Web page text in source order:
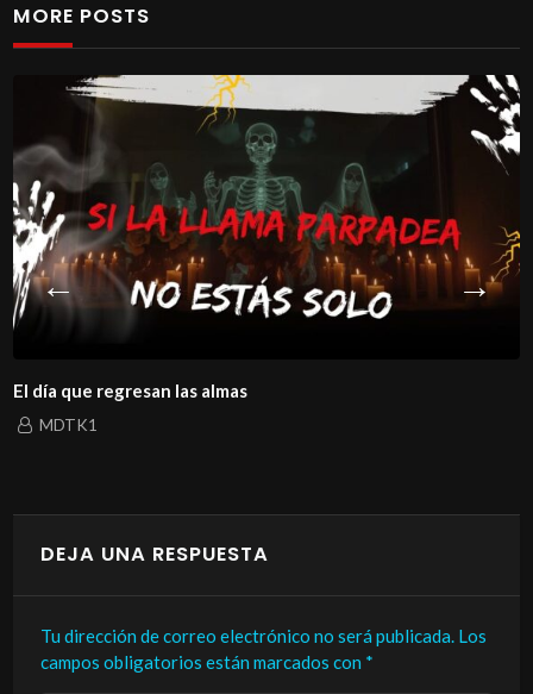
MORE POSTS
El día que regresan las almas
MDTK1
DEJA UNA RESPUESTA
Tu dirección de correo electrónico no será publicada. Los
campos obligatorios están marcados con *